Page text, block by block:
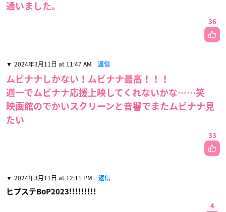
通いました。
36
2024年3月11日 at 11:47 AM 返信
ムビナナしかない！ムビナナ最高！！！
週一でムビナナ応援上映してくれないかな……笑
映画館のでかいスクリーンと音響でまたムビナナ見
たい
33
2024年3月11日 at 12:11 PM 返信
ヒプステBoP2023!!!!!!!!!
4